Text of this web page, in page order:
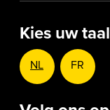
Kies uw taal
NL FR